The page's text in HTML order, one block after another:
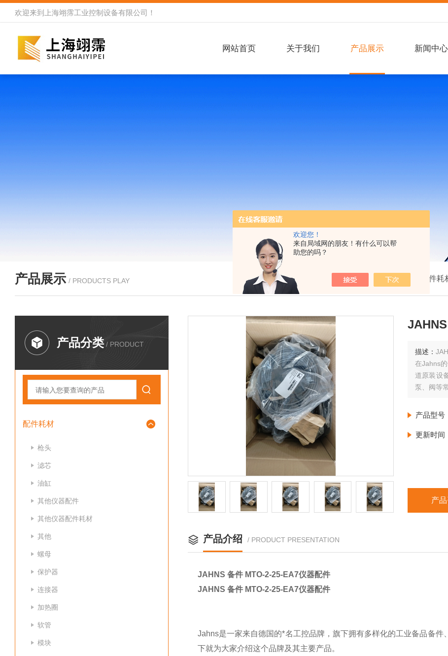
欢迎您！
来自局域网的朋友！有什么可以帮
助您的吗？
欢迎来到 上海翊霈工业控制设备有限公司 ！
网站首页 关于我们 产品展示 新闻中心
产品展示 / PRODUCTS PLAY 我的位置：首页 产品展示 配件耗
产品分类 / PRODUCT
配件耗材
枪头
滤芯
油缸
其他仪器配件
其他仪器配件耗材
其他
螺母
保护器
连接器
加热圈
软管
模块
描述：
在Jahns
道原装设
泵、阀等
产品型号
更新时间
产
产品介绍 / PRODUCT PRESENTATION
JAHNS 备件 MTO-2-25-EA7仪器配件
JAHNS 备件 MTO-2-25-EA7仪器配件
Jahns是一家来自德国的*名工控品牌，旗下拥有多样化的工业备品备
下就为大家介绍这个品牌及其主要产品。